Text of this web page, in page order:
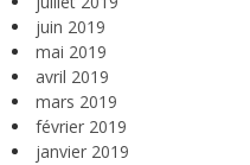
juin 2019
mai 2019
avril 2019
mars 2019
février 2019
janvier 2019